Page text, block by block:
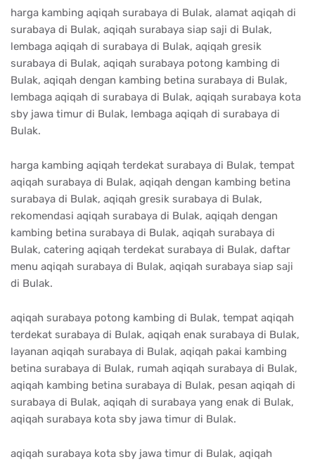
harga kambing aqiqah surabaya di Bulak, alamat aqiqah di
surabaya di Bulak, aqiqah surabaya siap saji di Bulak,
lembaga aqiqah di surabaya di Bulak, aqiqah gresik
surabaya di Bulak, aqiqah surabaya potong kambing di
Bulak, aqiqah dengan kambing betina surabaya di Bulak,
lembaga aqiqah di surabaya di Bulak, aqiqah surabaya kota
sby jawa timur di Bulak, lembaga aqiqah di surabaya di
Bulak.
harga kambing aqiqah terdekat surabaya di Bulak, tempat
aqiqah surabaya di Bulak, aqiqah dengan kambing betina
surabaya di Bulak, aqiqah gresik surabaya di Bulak,
rekomendasi aqiqah surabaya di Bulak, aqiqah dengan
kambing betina surabaya di Bulak, aqiqah surabaya di
Bulak, catering aqiqah terdekat surabaya di Bulak, daftar
menu aqiqah surabaya di Bulak, aqiqah surabaya siap saji
di Bulak.
aqiqah surabaya potong kambing di Bulak, tempat aqiqah
terdekat surabaya di Bulak, aqiqah enak surabaya di Bulak,
layanan aqiqah surabaya di Bulak, aqiqah pakai kambing
betina surabaya di Bulak, rumah aqiqah surabaya di Bulak,
aqiqah kambing betina surabaya di Bulak, pesan aqiqah di
surabaya di Bulak, aqiqah di surabaya yang enak di Bulak,
aqiqah surabaya kota sby jawa timur di Bulak.
aqiqah surabaya kota sby jawa timur di Bulak, aqiqah